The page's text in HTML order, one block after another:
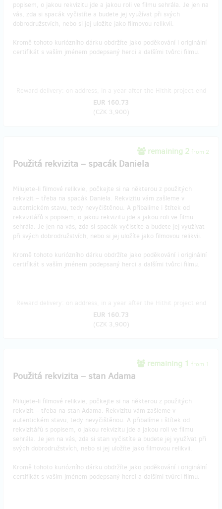
popisem, o jakou rekvizitu jde a jakou roli ve filmu sehrála. Je jen na
vás, zda si spacák vyčistíte a budete jej využívat při svých
dobrodružstvích, nebo si jej uložíte jako filmovou relikvii.
Kromě tohoto kuriózního dárku obdržíte jako poděkování i originální
certifikát s vaším jménem podepsaný herci a dalšími tvůrci filmu.
EUR 160.73
(CZK 3,900)
remaining 2 from 2
Použitá rekvizita – spacák Daniela
Milujete-li filmové relikvie, počkejte si na některou z použitých
rekvizit – třeba na spacák Daniela. Rekvizitu vám zašleme v
autentickém stavu, tedy nevyčištěnou. A přibalíme i štítek od
rekvizitářů s popisem, o jakou rekvizitu jde a jakou roli ve filmu
sehrála. Je jen na vás, zda si spacák vyčistíte a budete jej využívat
při svých dobrodružstvích, nebo si jej uložíte jako filmovou relikvii.
Kromě tohoto kuriózního dárku obdržíte jako poděkování i originální
certifikát s vaším jménem podepsaný herci a dalšími tvůrci filmu.
EUR 160.73
(CZK 3,900)
remaining 1 from 1
Použitá rekvizita – stan Adama
Milujete-li filmové relikvie, počkejte si na některou z použitých
rekvizit – třeba na stan Adama. Rekvizitu vám zašleme v
autentickém stavu, tedy nevyčištěnou. A přibalíme i štítek od
rekvizitářů s popisem, o jakou rekvizitu jde a jakou roli ve filmu
sehrála. Je jen na vás, zda si stan vyčistíte a budete jej využívat při
svých dobrodružstvích, nebo si jej uložíte jako filmovou relikvii.
Kromě tohoto kuriózního dárku obdržíte jako poděkování i originální
certifikát s vaším jménem podepsaný herci a dalšími tvůrci filmu.